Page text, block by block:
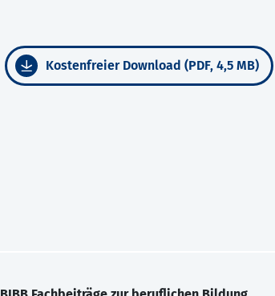
Kostenfreier Download (PDF, 4,5 MB)